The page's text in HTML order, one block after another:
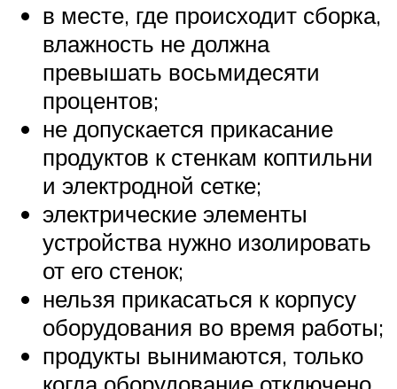
в месте, где происходит сборка,
влажность не должна
превышать восьмидесяти
процентов;
не допускается прикасание
продуктов к стенкам коптильни
и электродной сетке;
электрические элементы
устройства нужно изолировать
от его стенок;
нельзя прикасаться к корпусу
оборудования во время работы;
продукты вынимаются, только